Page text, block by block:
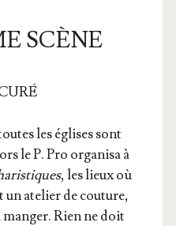
SCÈNE
les églises sont
le P. Pro orga­ni­sa à
, les lieux où
un ate­lier de cou­ture,
man­ger. Rien ne doit